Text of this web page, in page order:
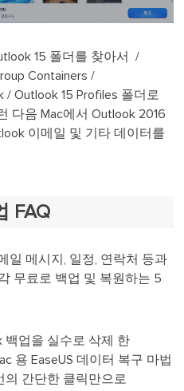
15 폴더를 찾아서 /
Containers /
/ Outlook 15 Profiles 폴더로
다음 Mac에서 Outlook 2016
이메일 및 기타 데이터를
FAQ
일 메시지, 일정, 연락처 등과
무료로 백업 및 복원하는 5
백업을 실수로 삭제 한
용 EaseUS 데이터 복구 마법
의 간단한 클릭만으로